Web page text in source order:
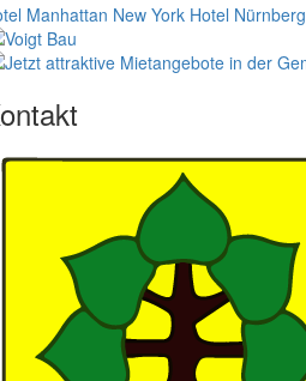
Manhattan New York Hotel Nürnberg